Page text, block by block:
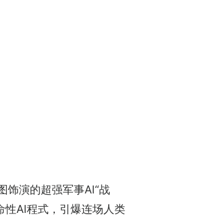
饰演的超强军事AI“战
性AI程式，引爆连场人类